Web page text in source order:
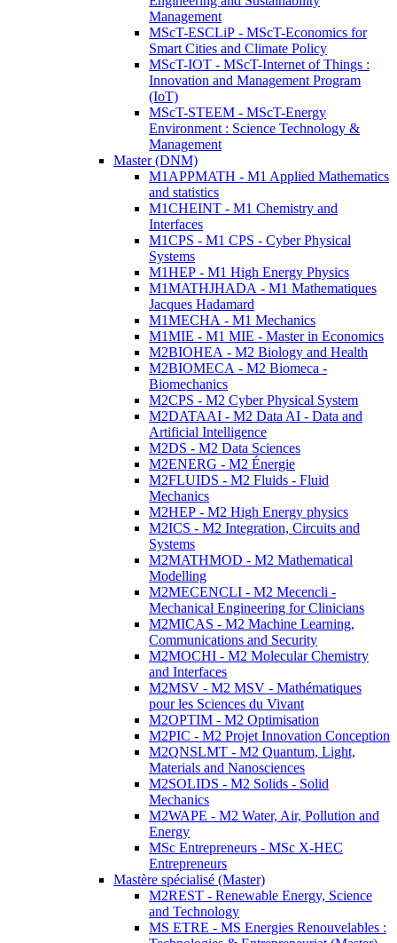
Management
MScT-ESCLiP - MScT-Economics for
Smart Cities and Climate Policy
MScT-IOT - MScT-Internet of Things :
Innovation and Management Program
(IoT)
MScT-STEEM - MScT-Energy
Environment : Science Technology &
Management
Master (DNM)
M1APPMATH - M1 Applied Mathematics
and statistics
M1CHEINT - M1 Chemistry and
Interfaces
M1CPS - M1 CPS - Cyber Physical
Systems
M1HEP - M1 High Energy Physics
M1MATHJHADA - M1 Mathematiques
Jacques Hadamard
M1MECHA - M1 Mechanics
M1MIE - M1 MIE - Master in Economics
M2BIOHEA - M2 Biology and Health
M2BIOMECA - M2 Biomeca -
Biomechanics
M2CPS - M2 Cyber Physical System
M2DATAAI - M2 Data AI - Data and
Artificial Intelligence
M2DS - M2 Data Sciences
M2ENERG - M2 Énergie
M2FLUIDS - M2 Fluids - Fluid
Mechanics
M2HEP - M2 High Energy physics
M2ICS - M2 Integration, Circuits and
Systems
M2MATHMOD - M2 Mathematical
Modelling
M2MECENCLI - M2 Mecencli -
Mechanical Engineering for Clinicians
M2MICAS - M2 Machine Learning,
Communications and Security
M2MOCHI - M2 Molecular Chemistry
and Interfaces
M2MSV - M2 MSV - Mathématiques
pour les Sciences du Vivant
M2OPTIM - M2 Optimisation
M2PIC - M2 Projet Innovation Conception
M2QNSLMT - M2 Quantum, Light,
Materials and Nanosciences
M2SOLIDS - M2 Solids - Solid
Mechanics
M2WAPE - M2 Water, Air, Pollution and
Energy
MSc Entrepreneurs - MSc X-HEC
Entrepreneurs
Mastère spécialisé (Master)
M2REST - Renewable Energy, Science
and Technology
MS ETRE - MS Energies Renouvelables :